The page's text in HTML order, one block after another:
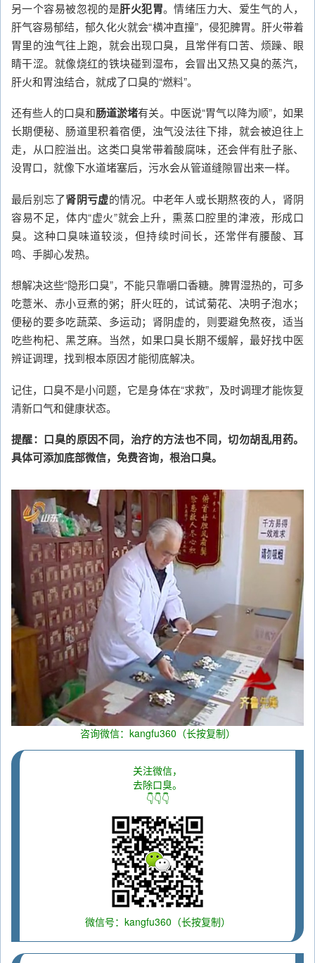
另一个容易被忽视的是肝火犯胃。情绪压力大、爱生气的人，
肝气容易郁结，郁久化火就会“横冲直撞”，侵犯脾胃。肝火带着
胃里的浊气往上跑，就会出现口臭，且常伴有口苦、烦躁、眼
睛干涩。就像烧红的铁块碰到湿布，会冒出又热又臭的蒸汽，
肝火和胃浊结合，就成了口臭的“燃料”。
还有些人的口臭和肠道淤堵有关。中医说“胃气以降为顺”，如果
长期便秘、肠道里积着宿便，浊气没法往下排，就会被迫往上
走，从口腔溢出。这类口臭常带着酸腐味，还会伴有肚子胀、
没胃口，就像下水道堵塞后，污水会从管道缝隙冒出来一样。
最后别忘了肾阴亏虚的情况。中老年人或长期熬夜的人，肾阴
容易不足，体内“虚火”就会上升，熏蒸口腔里的津液，形成口
臭。这种口臭味道较淡，但持续时间长，还常伴有腰酸、耳
鸣、手脚心发热。
想解决这些“隐形口臭”，不能只靠嚼口香糖。脾胃湿热的，可多
吃薏米、赤小豆煮的粥；肝火旺的，试试菊花、决明子泡水；
便秘的要多吃蔬菜、多运动；肾阴虚的，则要避免熬夜，适当
吃些枸杞、黑芝麻。当然，如果口臭长期不缓解，最好找中医
辨证调理，找到根本原因才能彻底解决。
记住，口臭不是小问题，它是身体在“求救”，及时调理才能恢复
清新口气和健康状态。
提醒：口臭的原因不同，治疗的方法也不同，切勿胡乱用药。
具体可添加底部微信，免费咨询，根治口臭。
咨询微信：kangfu360（长按复制）
关注微信，
去除口臭。
👇👇👇
微信号：kangfu360（长按复制）